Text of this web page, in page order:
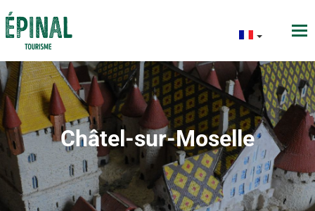
Châtel-sur-Moselle